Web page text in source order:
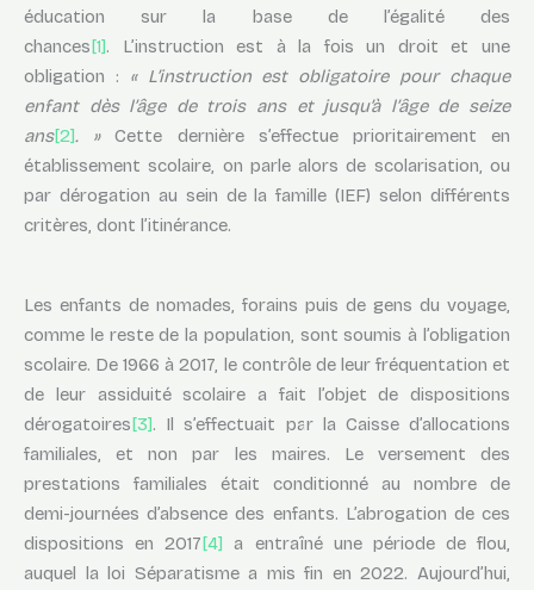
éducation sur la base de l’égalité des
chances[1]. L’instruction est à la fois un droit et une
obligation : « L’instruction est obligatoire pour chaque
enfant dès l’âge de trois ans et jusqu’à l’âge de seize
ans[2]. »Cette dernière s’effectue prioritairement en
établissement scolaire, on parle alors de scolarisation, ou
par dérogation au sein de la famille (IEF) selon différents
critères, dont l’itinérance.
Les enfants de nomades, forains puis de gens du voyage,
comme le reste de la population, sont soumis à l’obligation
scolaire. De 1966 à 2017, le contrôle de leur fréquentation et
de leur assiduité scolaire a fait l’objet de dispositions
dérogatoires[3]. Il s’effectuait par la Caisse d’allocations
familiales, et non par les maires. Le versement des
prestations familiales était conditionné au nombre de
demi-journées d’absence des enfants. L’abrogation de ces
dispositions en 2017[4] a entraîné une période de flou,
auquel la loi Séparatisme a mis fin en 2022. Aujourd’hui,